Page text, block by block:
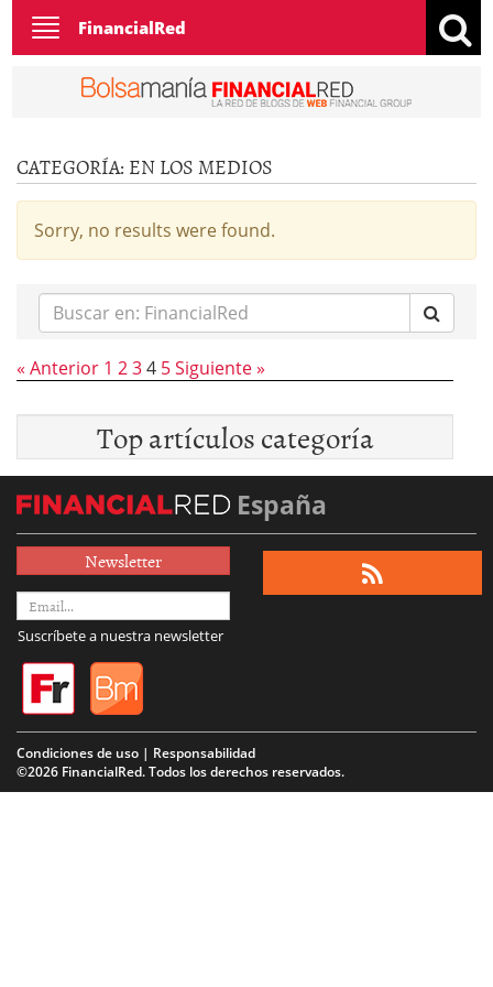
Toggle
navigation
FinancialRed
CATEGORÍA: EN LOS MEDIOS
Sorry, no results were found.
Buscar
en:
« Anterior 1 234 5Siguiente »
Top artículos categoría
España
Newsletter
Suscríbete a nuestra newsletter
Condiciones de uso | Responsabilidad
©2026 FinancialRed. Todos los derechos reservados.